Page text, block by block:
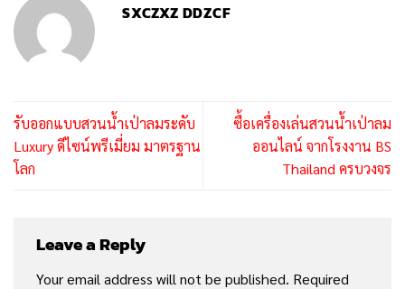
SXCZXZ DDZCF
รับออกแบบสวนน้ำเป่าลมระดับ
Luxury ดีไซน์พรีเมี่ยม มาตรฐาน
โลก
ซื้อเครื่องเล่นสวนน้ำเป่าลม
ออนไลน์ จากโรงงาน BS
Thailand ครบวงจร
Leave a Reply
Your email address will not be published. Required